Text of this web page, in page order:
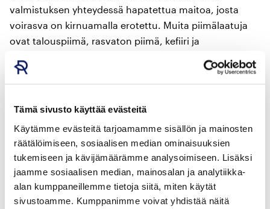
Tämä sivusto käyttää evästeitä
Käytämme evästeitä tarjoamamme sisällön ja mainosten
räätälöimiseen, sosiaalisen median ominaisuuksien
tukemiseen ja kävijämäärämme analysoimiseen. Lisäksi
jaamme sosiaalisen median, mainosalan ja analytiikka-
alan kumppaneillemme tietoja siitä, miten käytät
sivustoamme. Kumppanimme voivat yhdistää näitä
valmistuksen yhteydessä hapatettua maitoa, josta
voirasva on kirnuamalla erotettu. Muita piimälaatuja
ovat talouspiimä, rasvaton piimä, kefiiri ja
bakteerikantaa. Niitä ovat muun muassa Gefilus-, Rela-
ja acidofilus-bifidus-piimät. Myynnissä on myös
TIESITKÖ?Piimä taipuu moneen. Piimää voi nauttia
ruokajuomana, mutta lisäksi ravitsevana janojuomana,
välipalana, smoothieissa tai leivonnassa.